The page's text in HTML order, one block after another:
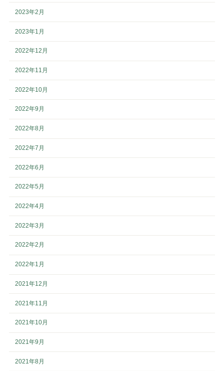
2023年2月
2023年1月
2022年12月
2022年11月
2022年10月
2022年9月
2022年8月
2022年7月
2022年6月
2022年5月
2022年4月
2022年3月
2022年2月
2022年1月
2021年12月
2021年11月
2021年10月
2021年9月
2021年8月